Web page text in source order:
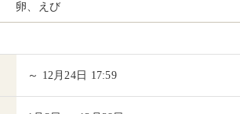
卵、えび
～ 12月24日 17:59